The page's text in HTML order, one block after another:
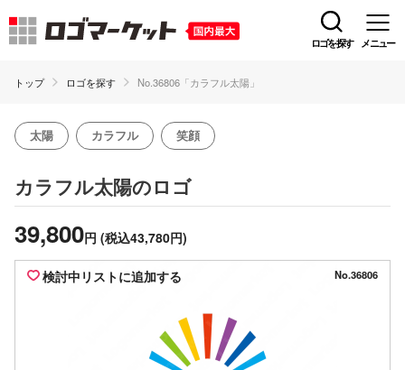
ロゴを探す メニュー
トップ ロゴを探す No.36806「カラフル太陽」
太陽 カラフル 笑顔
カラフル太陽のロゴ
39,800円 (税込43,780円)
検討中リストに追加する No.36806